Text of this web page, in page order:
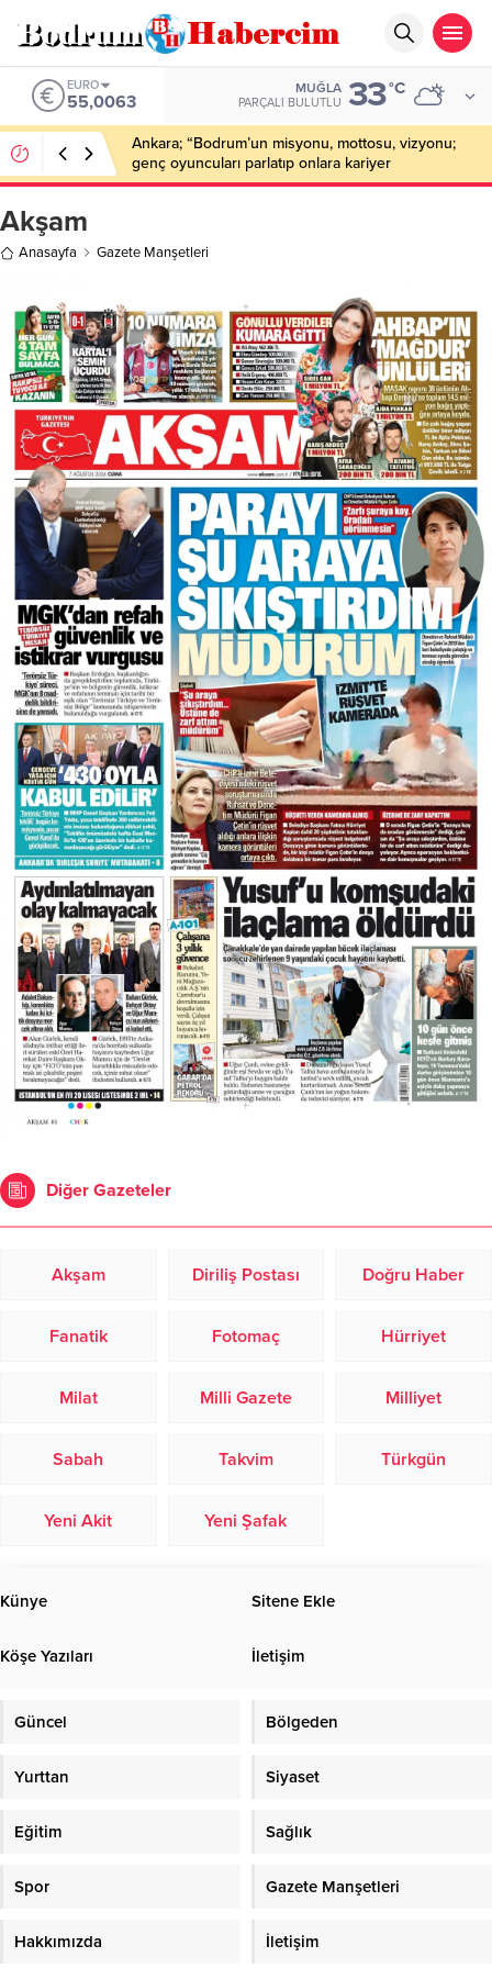
EURO
55,0063
MUĞLA
PARÇALI BULUTLU 33°C
Ankara; “Bodrum’un misyonu, mottosu, vizyonu;
genç oyuncuları parlatıp onlara kariyer
kazandırmak”
Akşam
Anasayfa Gazete Manşetleri
Diğer Gazeteler
Akşam Diriliş Postası Doğru Haber
Fanatik Fotomaç Hürriyet
Milat Milli Gazete Milliyet
Sabah Takvim Türkgün
Yeni Akit Yeni Şafak
Künye Sitene Ekle
Köşe Yazıları İletişim
Güncel Bölgeden
Yurttan Siyaset
Eğitim Sağlık
Spor Gazete Manşetleri
Hakkımızda İletişim